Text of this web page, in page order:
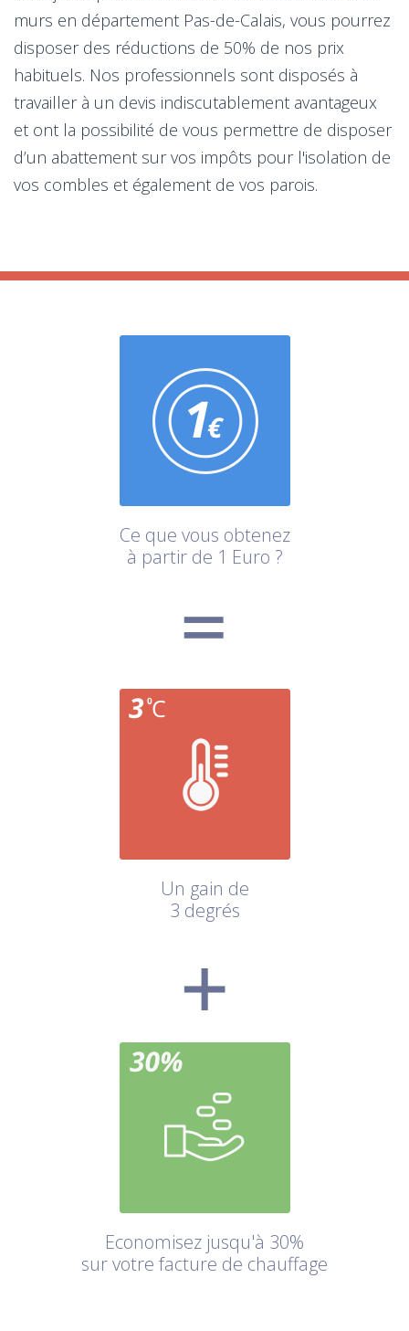
murs en département Pas-de-Calais, vous pourrez
disposer des réductions de 50% de nos prix
habituels. Nos professionnels sont disposés à
travailler à un devis indiscutablement avantageux
et ont la possibilité de vous permettre de disposer
d’un abattement sur vos impôts pour l'isolation de
vos combles et également de vos parois.
Ce que vous obtenez
à partir de 1 Euro ?
Un gain de
3 degrés
Economisez jusqu'à 30%
sur votre facture de chauffage